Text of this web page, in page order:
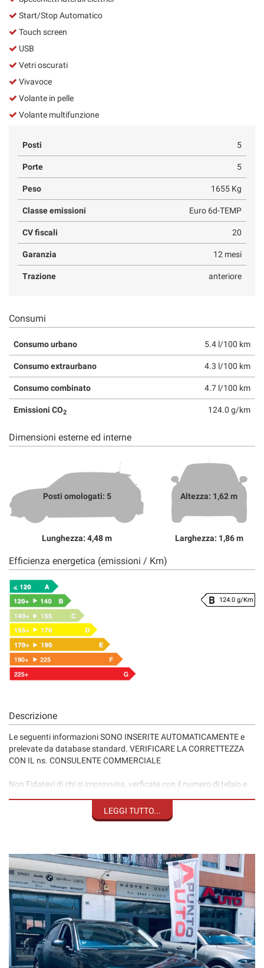
Start/Stop Automatico
Touch screen
USB
Vetri oscurati
Vivavoce
Volante in pelle
Volante multifunzione
Posti 5
Porte 5
Peso 1655 Kg
Classe emissioni Euro 6d-TEMP
CV fiscali 20
Garanzia 12 mesi
Trazione anteriore
Consumi
Consumo urbano 5.4 l/100 km
Consumo extraurbano 4.3 l/100 km
Consumo combinato 4.7 l/100 km
Emissioni CO2 124.0 g/km
Dimensioni esterne ed interne
Posti omologati: 5
Lunghezza: 4,48 m
Altezza: 1,62 m
Larghezza: 1,86 m
Efficienza energetica (emissioni / Km)
124.0 g/Km
Descrizione
Le seguenti informazioni SONO INSERITE AUTOMATICAMENTE e
prelevate da database standard. VERIFICARE LA CORRETTEZZA
CON IL ns. CONSULENTE COMMERCIALE
Non Fidatevi di chi si improvvisa, verficate con il numero di telaio e
stradale e vettura sostitutiva, anche per 24 mesi con soli 350,00€
Finanziamenti personalizzati con possibilità di furto, incendio,
polizza cristalli, atti vandalici ed eventi atmosferici.
Punto Auto Srl
Sig Nicola Lombardozzi
Tel.: 39 - 0865 - 41.24.13
Tel.: 39 - 347 - 1.70.61.28
Fax: 39 - 0865 - 41.24.13
Viale Dei Pentri, 58, 60, 62
LEGGI TUTTO...